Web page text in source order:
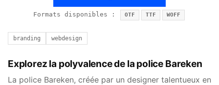
Formats disponibles : OTF TTF WOFF
branding webdesign
Explorez la polyvalence de la police Bareken
La police Bareken, créée par un designer talentueux en